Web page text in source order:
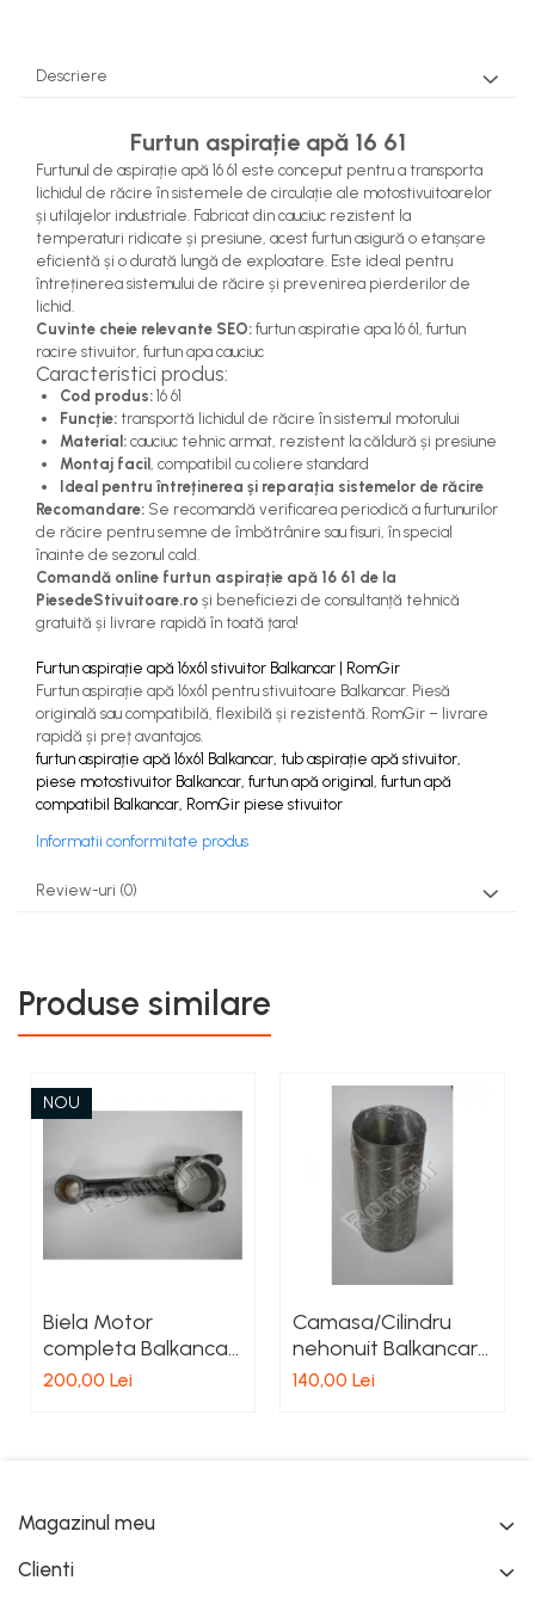
Termostate Răcire
Descriere
Furtun aspirație apă 16 61
Furtunul de aspirație apă 16 61 este conceput pentru a transporta
lichidul de răcire în sistemele de circulație ale motostivuitoarelor
și utilajelor industriale. Fabricat din cauciuc rezistent la
temperaturi ridicate și presiune, acest furtun asigură o etanșare
eficientă și o durată lungă de exploatare. Este ideal pentru
întreținerea sistemului de răcire și prevenirea pierderilor de
lichid.
Cuvinte cheie relevante SEO: furtun aspiratie apa 16 61, furtun
racire stivuitor, furtun apa cauciuc
Caracteristici produs:
Cod produs: 16 61
Funcție: transportă lichidul de răcire în sistemul motorului
Material: cauciuc tehnic armat, rezistent la căldură și presiune
Montaj facil , compatibil cu coliere standard
Ideal pentru întreținerea și reparația sistemelor de răcire
Recomandare: Se recomandă verificarea periodică a furtunurilor
de răcire pentru semne de îmbătrânire sau fisuri, în special
înainte de sezonul cald.
Comandă online furtun aspirație apă 16 61 de la
PiesedeStivuitoare.ro și beneficiezi de consultanță tehnică
gratuită și livrare rapidă în toată țara!
Furtun aspirație apă 16x61 stivuitor Balkancar | RomGir
Furtun aspirație apă 16x61 pentru stivuitoare Balkancar. Piesă
originală sau compatibilă, flexibilă și rezistentă. RomGir – livrare
rapidă și preț avantajos.
furtun aspirație apă 16x61 Balkancar, tub aspirație apă stivuitor,
piese motostivuitor Balkancar, furtun apă original, furtun apă
compatibil Balkancar, RomGir piese stivuitor
Informatii conformitate produs
Review-uri (0)
Produse similare
NOU
Biela Motor
completa Balkancar
D2500
200,00 Lei
Camasa/Cilindru
nehonuit Balkancar
D3900
140,00 Lei
Magazinul meu
Clienti